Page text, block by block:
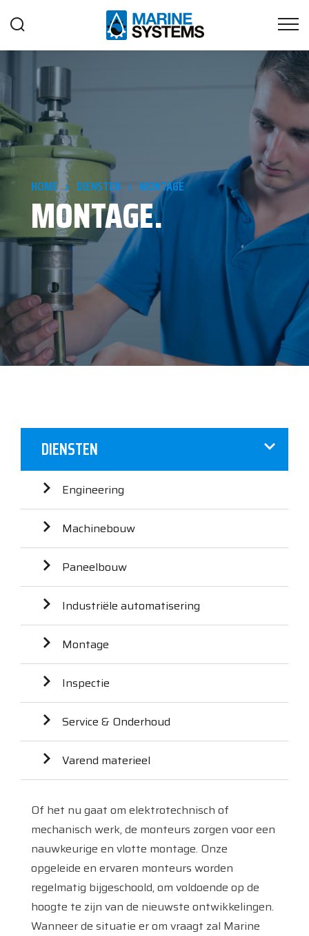
HOME DIENSTEN MONTAGE
MONTAGE.
Of het nu gaat om elektrotechnisch of
mechanisch werk, de monteurs zorgen voor een
nauwkeurige en vlotte montage. Onze
opgeleide en ervaren monteurs worden
regelmatig bijgeschoold, om voldoende op de
hoogte te zijn van de nieuwste ontwikkelingen.
Wanneer de situatie er om vraagt zal Marine
DIENSTEN
Engineering
Machinebouw
Paneelbouw
Industriële automatisering
Montage
Inspectie
Service & Onderhoud
Varend materieel